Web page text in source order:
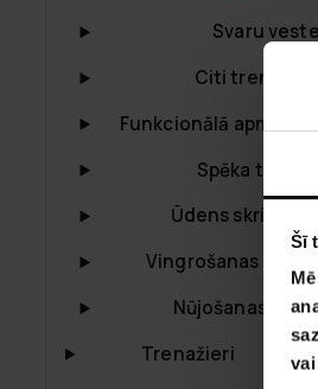
Šī
Svaru veste
Citi trenažieri
Funkcionālā apmācība
Spēka treniņš
Ūdens skriešana
Vingrošanas paklāji
Nūjošanas
Trenažieri